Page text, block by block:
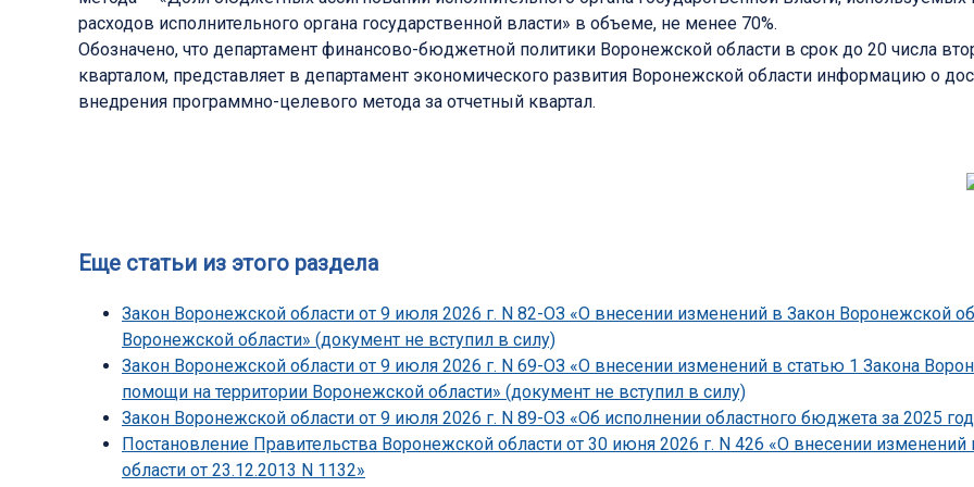
расходов исполнительного органа государственной власти» в объеме, не менее 70%.
Обозначено, что департамент финансово-бюджетной политики Воронежской области в срок до 20 числа
кварталом, представляет в департамент экономического развития Воронежской области информацию о
внедрения программно-целевого метода за отчетный квартал.
Еще статьи из этого раздела
Закон Воронежской области от 9 июля 2026 г. N 82-ОЗ «О внесении изменений в Закон Воронежской
Воронежской области» (документ не вступил в силу)
Закон Воронежской области от 9 июля 2026 г. N 69-ОЗ «О внесении изменений в статью 1 Закона
помощи на территории Воронежской области» (документ не вступил в силу)
Закон Воронежской области от 9 июля 2026 г. N 89-ОЗ «Об исполнении областного бюджета за 2025
Постановление Правительства Воронежской области от 30 июня 2026 г. N 426 «О внесении
области от 23.12.2013 N 1132»